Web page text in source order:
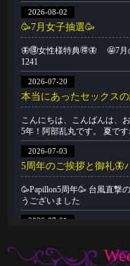
2026-08-02
🥳7月女子抽選🥳
🦋🉐女性様特典🉐🦋 🤩7
1241
2026-07-20
本当にあったセックス
こんにちは、こんばんは、
5年！阿部乱丸です。 夏で
2026-07-03
5周年のご挨拶と御礼🦋
🥳Papillon5周年🥳 台風直撃
うございました
2026-07-01
🦋🉐女性様特典🉐🦋 🤩6